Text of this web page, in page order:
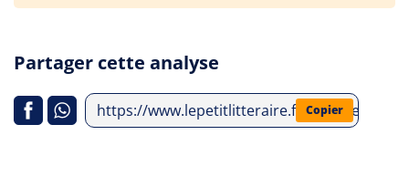
Partager cette analyse
https://www.lepetitlitteraire.fr/analyses-
Copier